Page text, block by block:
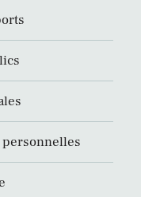
personnelles